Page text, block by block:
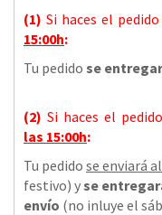
(1)Si haces el pedido
15:00h:
Tu pedido se
(2) Si haces el
las 15:00h:
Tu pedido se enviará
festivo) yse
envío (no inluye el